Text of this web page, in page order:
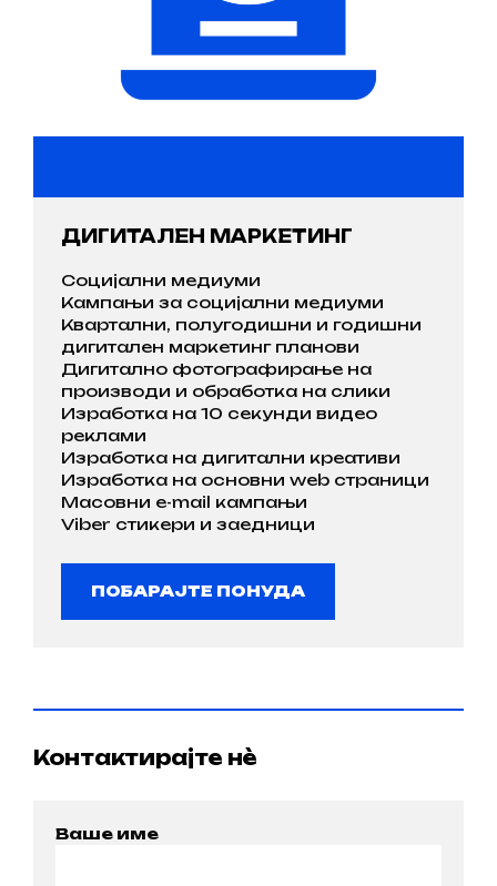
ДИГИТАЛЕН МАРКЕТИНГ
Социјални медиуми
Kампањи за социјални медиуми
Kвартални, полугодишни и годишни
дигитален маркетинг планови
Дигитално фотографирање на
производи и обработка на слики
Изработка на 10 секунди видео
реклами
Изработка на дигитални креативи
Изработка на основни web страници
Масовни e-mail кампањи
Viber стикери и заедници
ПОБАРАЈТЕ ПОНУДА
Контактирајте нѐ
Ваше име